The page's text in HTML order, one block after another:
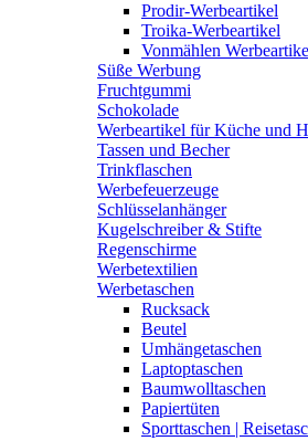
Prodir-Werbeartikel
Troika-Werbeartikel
Vonmählen
Süße Werbung
Fruchtgummi
Schokolade
Werbeartikel für Küche und
Tassen und Becher
Trinkflaschen
Werbefeuerzeuge
Schlüsselanhänger
Kugelschreiber & Stifte
Regenschirme
Werbetextilien
Werbetaschen
Rucksack
Beutel
Umhängetaschen
Laptoptaschen
Baumwolltaschen
Papiertüten
Sporttaschen |